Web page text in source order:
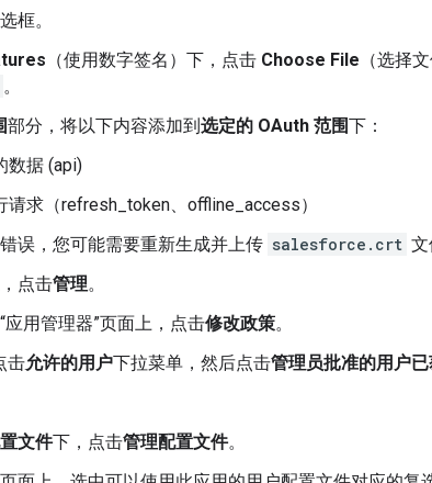
框。
（使用数字签名）下，点击 Choose File （选择
。
部分，将以下内容添加到选定的 OAuth 范围下：
数据 (api)
请求（refresh_token、offline_access）
误，您可能需要重新生成并上传 salesforce.crt 文
点击管理。
用管理器”页面上，点击修改政策。
击允许的用户下拉菜单，然后点击管理员批准的用户
文件下，点击管理配置文件。